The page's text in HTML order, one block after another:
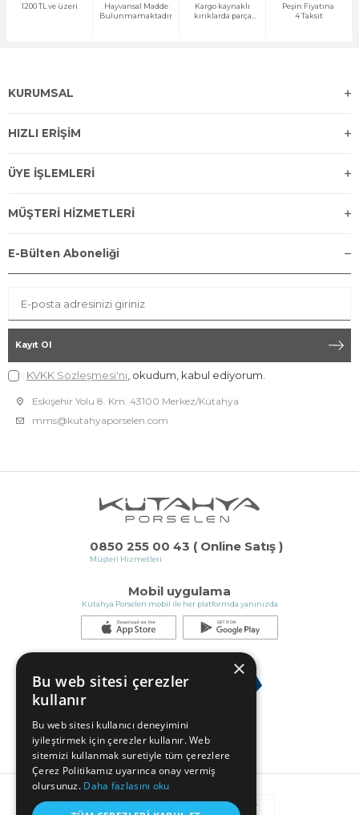
1200 TL ve üzeri
Hayvansal Madde
Bulunmamaktadır
Kargo kaynaklı
kırıklarda parça
Peşin Fiyatına
4 Taksit
0850 255 00 43 ( Online Satış )
Müşteri Hizmetleri
Mobil uygulama
Kütahya Porselen mobil ile her platformda yanınızda
KURUMSAL
HIZLI ERİŞİM
ÜYE İŞLEMLERİ
MÜŞTERİ HİZMETLERİ
E-Bülten Aboneliği
Kayıt Ol
KVKK Sözleşmesi'ni , okudum, kabul ediyorum.
Eskişehir Yolu 8. Km. 43100 Merkez/Kütahya
mms@kutahyaporselen.com
×
Bu web sitesi çerezler
kullanır
Bu web sitesi kullanıcı deneyimini
iyileştirmek için çerezler kullanır. Web
sitemizi kullanmak suretiyle tüm çerezlere
Çerez Politikamız uyarınca onay vermiş
olursunuz. Daha fazlasını oku